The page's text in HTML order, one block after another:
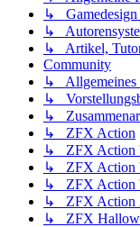
↳ Gamedesign
↳
↳ Artikel,
Community
↳ Allgemeines
↳
↳
↳ ZFX Action
↳ ZFX Action
↳ ZFX Action
↳ ZFX Action
↳ ZFX Action
↳ ZFX